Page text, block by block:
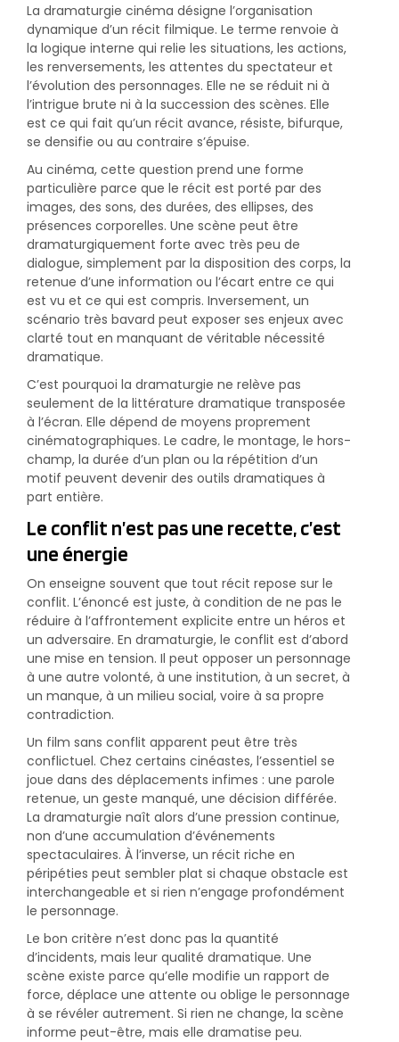
La dramaturgie cinéma désigne l’organisation
dynamique d’un récit filmique. Le terme renvoie à
la logique interne qui relie les situations, les actions,
les renversements, les attentes du spectateur et
l’évolution des personnages. Elle ne se réduit ni à
l’intrigue brute ni à la succession des scènes. Elle
est ce qui fait qu’un récit avance, résiste, bifurque,
se densifie ou au contraire s’épuise.
Au cinéma, cette question prend une forme
particulière parce que le récit est porté par des
images, des sons, des durées, des ellipses, des
présences corporelles. Une scène peut être
dramaturgiquement forte avec très peu de
dialogue, simplement par la disposition des corps, la
retenue d’une information ou l’écart entre ce qui
est vu et ce qui est compris. Inversement, un
scénario très bavard peut exposer ses enjeux avec
clarté tout en manquant de véritable nécessité
dramatique.
C’est pourquoi la dramaturgie ne relève pas
seulement de la littérature dramatique transposée
à l’écran. Elle dépend de moyens proprement
cinématographiques. Le cadre, le montage, le hors-
champ, la durée d’un plan ou la répétition d’un
motif peuvent devenir des outils dramatiques à
part entière.
Le conflit n’est pas une recette, c’est
une énergie
On enseigne souvent que tout récit repose sur le
conflit. L’énoncé est juste, à condition de ne pas le
réduire à l’affrontement explicite entre un héros et
un adversaire. En dramaturgie, le conflit est d’abord
une mise en tension. Il peut opposer un personnage
à une autre volonté, à une institution, à un secret, à
un manque, à un milieu social, voire à sa propre
contradiction.
Un film sans conflit apparent peut être très
conflictuel. Chez certains cinéastes, l’essentiel se
joue dans des déplacements infimes : une parole
retenue, un geste manqué, une décision différée.
La dramaturgie naît alors d’une pression continue,
non d’une accumulation d’événements
spectaculaires. À l’inverse, un récit riche en
péripéties peut sembler plat si chaque obstacle est
interchangeable et si rien n’engage profondément
le personnage.
Le bon critère n’est donc pas la quantité
d’incidents, mais leur qualité dramatique. Une
scène existe parce qu’elle modifie un rapport de
force, déplace une attente ou oblige le personnage
à se révéler autrement. Si rien ne change, la scène
informe peut-être, mais elle dramatise peu.